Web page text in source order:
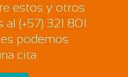
estos y otros
(+57) 321 801
podemos
cita